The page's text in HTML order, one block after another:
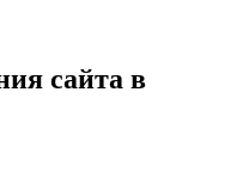
сайта в